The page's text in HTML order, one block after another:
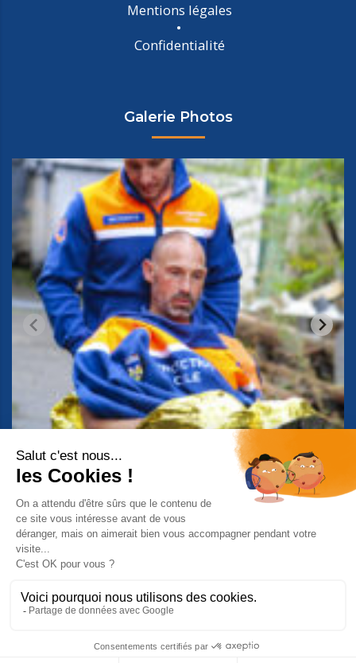
Mentions légales
Confidentialité
Galerie Photos
Suivez-nous sur Facebook